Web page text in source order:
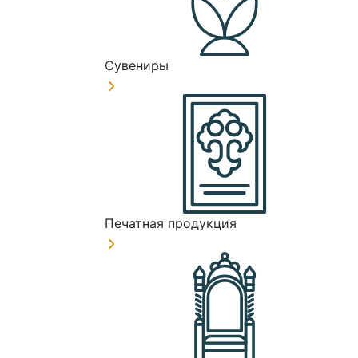
Сувениры
Печатная продукция